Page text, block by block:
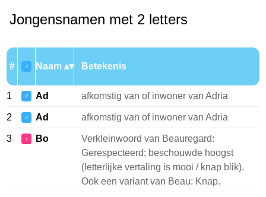
Jongensnamen met 2 letters
# ♂ Naam Betekenis
1 ♂ Ad afkomstig van of inwoner van Adria
2 ♂ Ad afkomstig van of inwoner van Adria
3 ♀ Bo
Verkleinwoord van Beauregard:
Gerespecteerd; beschouwde hoogst
(letterlijke vertaling is mooi / knap blik).
Ook een variant van Beau: Knap.